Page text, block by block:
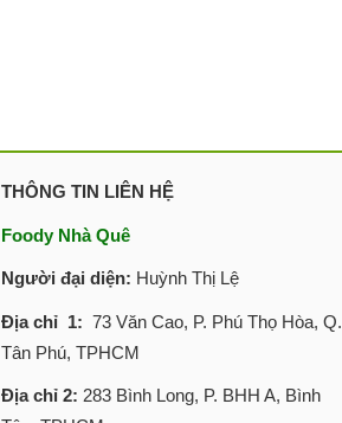
THÔNG TIN LIÊN HỆ
Foody Nhà Quê
Người đại diện: Huỳnh Thị Lệ
Địa chỉ 1: 73 Văn Cao, P. Phú Thọ Hòa, Q.
Tân Phú, TPHCM
Địa chỉ 2: 283 Bình Long, P. BHH A, Bình